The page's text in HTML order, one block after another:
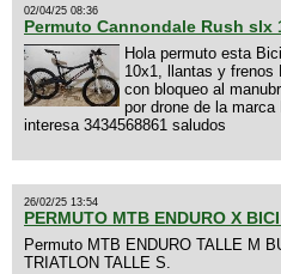
02/04/25 08:36
Permuto Cannondale Rush slx
Hola permuto esta
10x1, llantas y frenos
con bloqueo al
por drone de la
interesa 3434568861 saludos
26/02/25 13:54
PERMUTO MTB ENDURO X
Permuto MTB ENDURO TALLE M
TRIATLON TALLE S.